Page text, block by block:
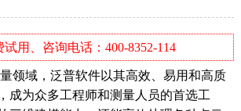
试用、咨询电话：400-8352-114
域，泛普软件以其高效、易用和高质
成为众多工程师和测量人员的首选工